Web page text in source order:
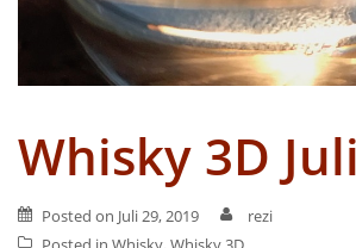
Whisky 3D
Posted on Juli 29, 2019
rezi